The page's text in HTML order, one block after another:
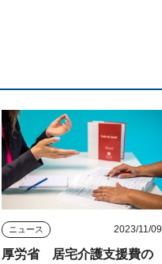
ニュース 2023/11/09
厚労省 居宅介護支援費の